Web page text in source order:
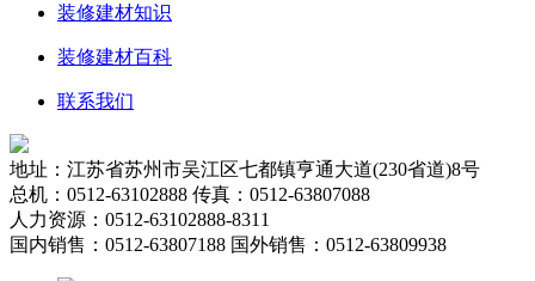
装修建材知识
装修建材百科
联系我们
地址：江苏省苏州市吴江区七都镇亨通大道(230省道)8号
总机：0512-63102888 传真：0512-63807088
人力资源：0512-63102888-8311
国内销售：0512-63807188 国外销售：0512-63809938